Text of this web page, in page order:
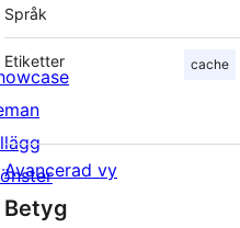
Språk
Etiketter cache
Avancerad vy
Betyg